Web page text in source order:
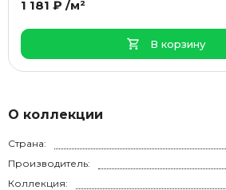
О коллекции
Страна:
Производитель:
Коллекция:
1 181 ₽ /м²
В корзину